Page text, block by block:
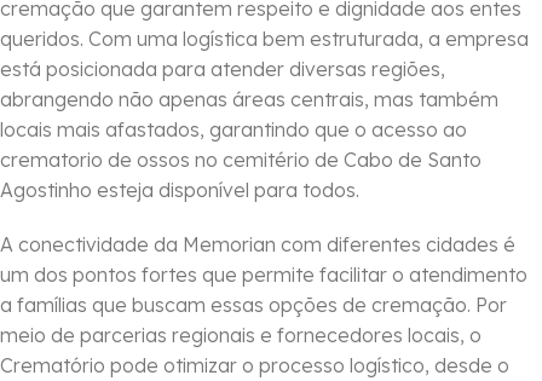
cremação que garantem respeito e dignidade aos entes
queridos. Com uma logística bem estruturada, a empresa
está posicionada para atender diversas regiões,
abrangendo não apenas áreas centrais, mas também
locais mais afastados, garantindo que o acesso ao
crematorio de ossos no cemitério de Cabo de Santo
Agostinho esteja disponível para todos.
A conectividade da Memorian com diferentes cidades é
um dos pontos fortes que permite facilitar o atendimento
a famílias que buscam essas opções de cremação. Por
meio de parcerias regionais e fornecedores locais, o
Crematório pode otimizar o processo logístico, desde o